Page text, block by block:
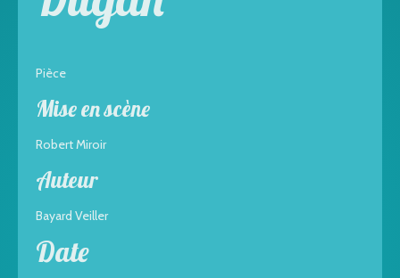
Pièce
Mise en scène
Robert Miroir
Auteur
Bayard Veiller
Date